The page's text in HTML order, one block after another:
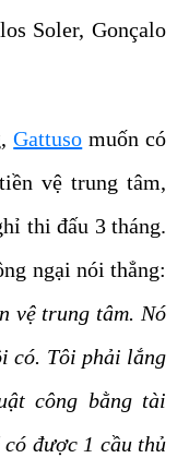
Soler, Gonçalo
Gattuso muốn có
vệ trung tâm,
thi đấu 3 tháng.
ngại nói thẳng:
vệ trung tâm. Nó
có. Tôi phải lắng
công bằng tài
được 1 cầu thủ